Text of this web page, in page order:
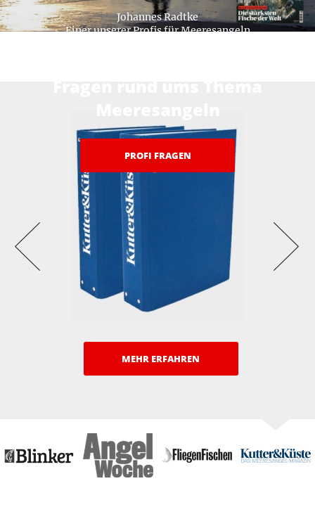
Johannes Radtke
Einer unserer Profis für Meeresangeln
PROFI FRAGEN
MEHR ERFAHREN